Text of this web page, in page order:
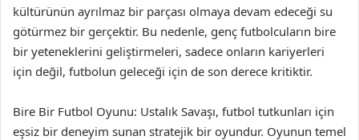
kültürünün ayrılmaz bir parçası olmaya devam edeceği su
götürmez bir gerçektir. Bu nedenle, genç futbolcuların bire
bir yeteneklerini geliştirmeleri, sadece onların kariyerleri
için değil, futbolun geleceği için de son derece kritiktir.
Bire Bir Futbol Oyunu: Ustalık Savaşı, futbol tutkunları için
eşsiz bir deneyim sunan stratejik bir oyundur. Oyunun temel